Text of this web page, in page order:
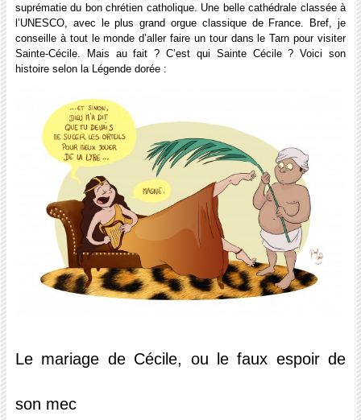
suprématie du bon chrétien catholique. Une belle cathédrale classée à
l’UNESCO, avec le plus grand orgue classique de France. Bref, je
conseille à tout le monde d’aller faire un tour dans le Tarn pour visiter
Sainte-Cécile. Mais au fait ? C’est qui Sainte Cécile ? Voici son
histoire selon la Légende dorée :
Le mariage de Cécile, ou le faux espoir de
son mec